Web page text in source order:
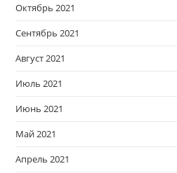
Октябрь 2021
Сентябрь 2021
Август 2021
Июль 2021
Июнь 2021
Май 2021
Апрель 2021